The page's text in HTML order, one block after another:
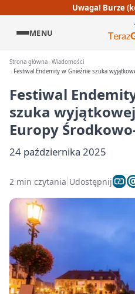
Uwaga! Burze
MENU
Strona główna Wiadomości
Festiwal Endemity w Gnieźnie szuka
Festiwal
szuka
Europy
24 października 2025
2 min czytania Udostępnij